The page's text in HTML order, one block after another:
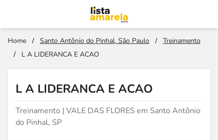
Home / Santo Antônio do Pinhal, São Paulo /
Treinamento
/
L A LIDERANCA E ACAO
L A LIDERANCA E ACAO
Treinamento | VALE DAS FLORES em Santo Antônio
do Pinhal, SP